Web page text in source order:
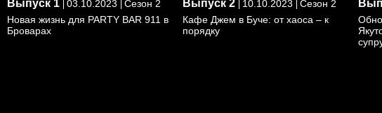
Выпуск 1 03.10.2023
Сезон 2
Новая жизнь для PARTY BAR 911 в
Броварах
Выпуск 2 10.10.2023
Сезон 2
Кафе Джем в Буче: от хаоса – к
порядку